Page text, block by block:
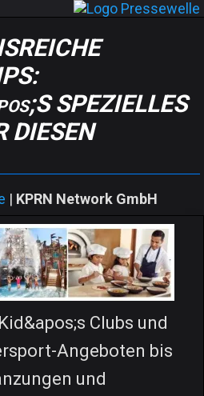
SPEZIELLES
DIESEN
| KPRN Network GmbH
Clubs und
Angeboten bis
und